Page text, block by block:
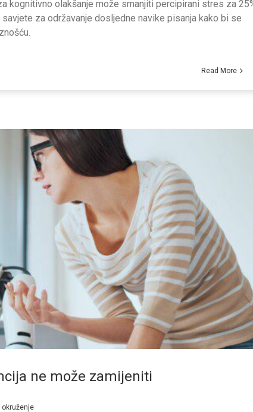
kognitivno olakšanje može smanjiti percipirani stres za
za održavanje dosljedne navike pisanja kako bi se
Read More
ne može zamijeniti
okruženje